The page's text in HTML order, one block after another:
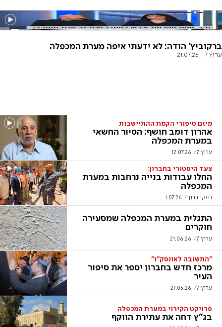
ברקוביץ' הודה: לא ידעתי איפה מערת המכפלה
ערוץ 7 21.07.26
מיזם סיפורי הקמת ההתיישבות
אהרון דומב חושף: הסיור החשאי
במערת המכפלה
ערוץ 7 12.07.26
צעד היסטורי בחברון:
החלו עבודות בנייה נרחבות במערת
המכפלה
חזקי ברוך 1.07.26
התגלית במערת המכפלה שמסעירה
חוקרים
ערוץ 7 21.06.26
"התשובה לאונסק"ו"
מרכז חדש בחברון יספר את סיפור
העיר
ערוץ 7 27.05.26
פרויקט הקירוי במערת המכפלה
בג"ץ דחה את עתירת הווקף